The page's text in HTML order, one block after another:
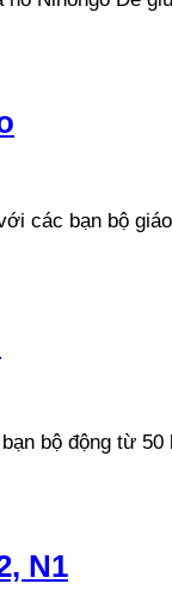
các bạn bộ
bộ động từ
N1